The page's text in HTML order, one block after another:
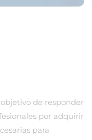
de responder
por adquirir
para